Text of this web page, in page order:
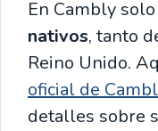
En Cambly
nativos, tanto
Reino Unido.
oficial de
detalles sobre